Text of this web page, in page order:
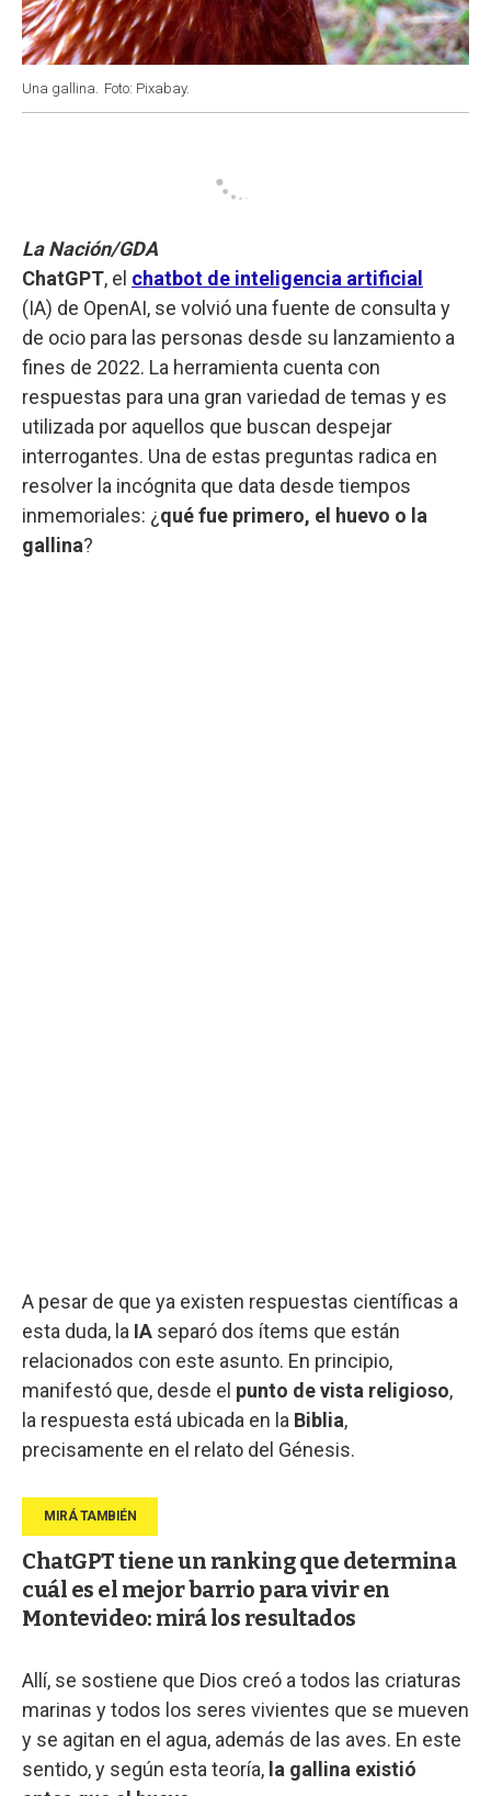
Una gallina. Foto: Pixabay.
La Nación/GDA
ChatGPT, el chatbot de inteligencia artificial
(IA) de OpenAI, se volvió una fuente de consulta y
de ocio para las personas desde su lanzamiento a
fines de 2022. La herramienta cuenta con
respuestas para una gran variedad de temas y es
utilizada por aquellos que buscan despejar
interrogantes. Una de estas preguntas radica en
resolver la incógnita que data desde tiempos
inmemoriales: ¿qué fue primero, el huevo o la
gallina?
A pesar de que ya existen respuestas científicas a
esta duda, la IA separó dos ítems que están
relacionados con este asunto. En principio,
manifestó que, desde el punto de vista religioso,
la respuesta está ubicada en la Biblia,
precisamente en el relato del Génesis.
ChatGPT tiene un ranking que determina
cuál es el mejor barrio para vivir en
Montevideo: mirá los resultados
Allí, se sostiene que Dios creó a todos las criaturas
marinas y todos los seres vivientes que se mueven
y se agitan en el agua, además de las aves. En este
sentido, y según esta teoría, la gallina existió